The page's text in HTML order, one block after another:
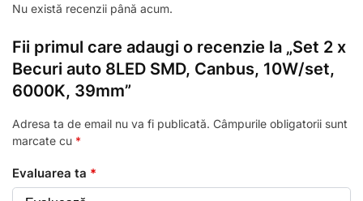
Nu există recenzii până acum.
Fii primul care adaugi o recenzie la „Set 2 x
Becuri auto 8LED SMD, Canbus, 10W/set,
6000K, 39mm”
Adresa ta de email nu va fi publicată. Câmpurile obligatorii sunt
marcate cu *
Evaluarea ta *